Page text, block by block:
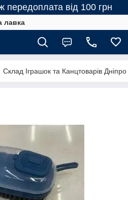
передоплата від 100 грн
лавка
Склад Іграшок та Канцтоварів Дніпро